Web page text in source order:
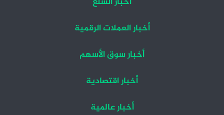
أخبار العملات الرقمية
أخبار سوق الأسهم
أخبار اقتصادية
أخبار عالمية